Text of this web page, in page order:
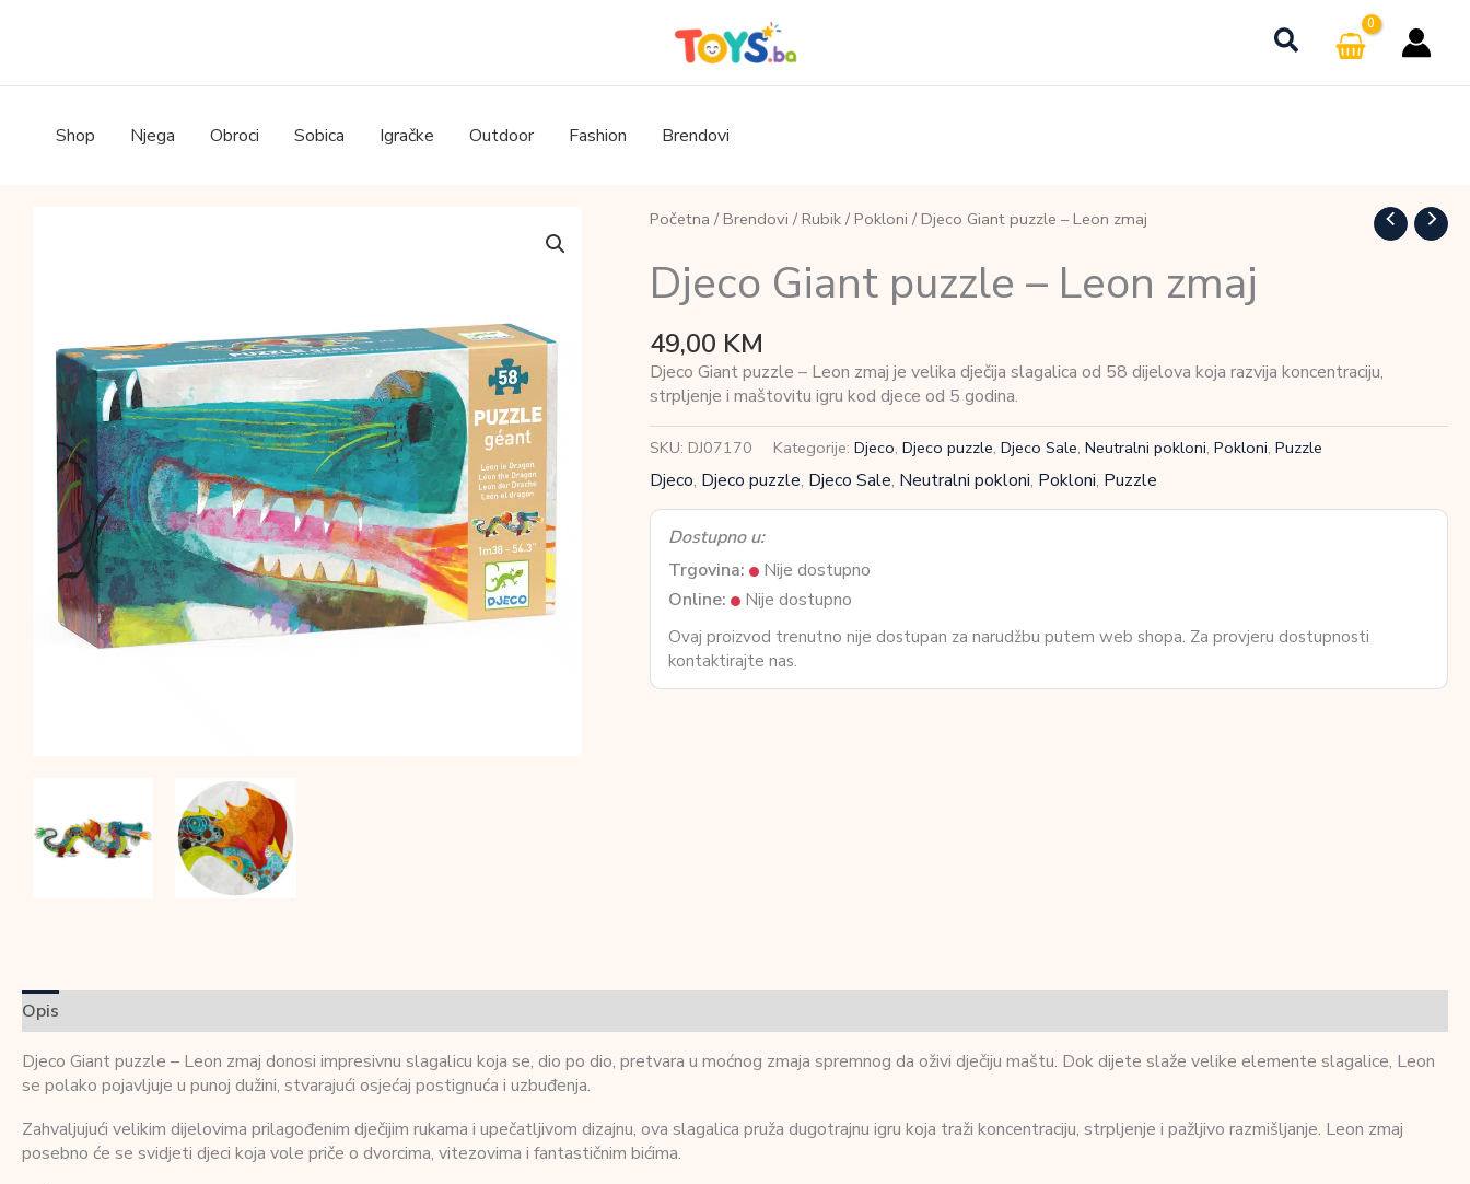
Shop Njega Obroci Sobica Igračke Outdoor Fashion Brendovi
Početna / Brendovi / Rubik/ Pokloni / Djeco Giant puzzle – Leon zmaj
Djeco Giant puzzle – Leon zmaj
49,00 KM
Djeco Giant puzzle – Leon zmaj je velika dječija slagalica od 58 dijelova koja razvija koncentraciju,
strpljenje i maštovitu igru kod djece od 5 godina.
SKU: DJ07170 Kategorije: Djeco, Djeco puzzle, Djeco Sale, Neutralni pokloni, Pokloni, Puzzle
Djeco, Djeco puzzle, Djeco Sale, Neutralni pokloni, Pokloni, Puzzle
Dostupno u:
Trgovina:
Nije dostupno
Online:
Nije dostupno
Ovaj proizvod trenutno nije dostupan za narudžbu putem web shopa. Za provjeru dostupnosti
kontaktirajte nas.
Opis
Djeco Giant puzzle – Leon zmaj donosi impresivnu slagalicu koja se, dio po dio, pretvara u moćnog zmaja spremnog da oživi dječiju maštu. Dok dijete slaže velike elemente slagalice, Leon
se polako pojavljuje u punoj dužini, stvarajući osjećaj postignuća i uzbuđenja.
Zahvaljujući velikim dijelovima prilagođenim dječijim rukama i upečatljivom dizajnu, ova slagalica pruža dugotrajnu igru koja traži koncentraciju, strpljenje i pažljivo razmišljanje. Leon zmaj
posebno će se svidjeti djeci koja vole priče o dvorcima, vitezovima i fantastičnim bićima.